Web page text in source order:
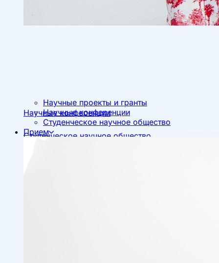
Научные конференции
Студенческое научное общество
Научные проекты и гранты
Научные конференции
Студенческое научное общество
Прием